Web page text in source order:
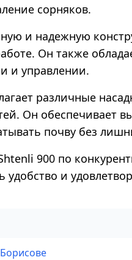
сорняков.
и надежную
Он также
и управлении.
различные
Он обеспечивает
почву без
900 по
удобство и